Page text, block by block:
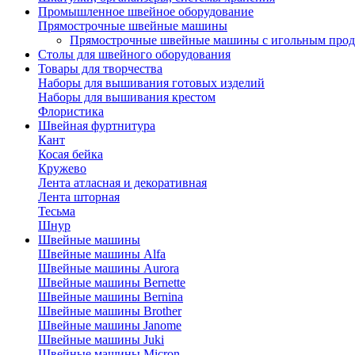
Промышленное швейное оборудование
Прямострочные швейные машины
Прямострочные швейные машины с игольным
Столы для швейного оборудования
Товары для творчества
Наборы для вышивания готовых изделий
Наборы для вышивания крестом
Флористика
Швейная фуртнитура
Кант
Косая бейка
Кружево
Лента aтласная и декоративная
Лента шторная
Тесьма
Шнур
Швейные машины
Швейные машины Alfa
Швейные машины Aurora
Швейные машины Bernette
Швейные машины Bernina
Швейные машины Brother
Швейные машины Janome
Швейные машины Juki